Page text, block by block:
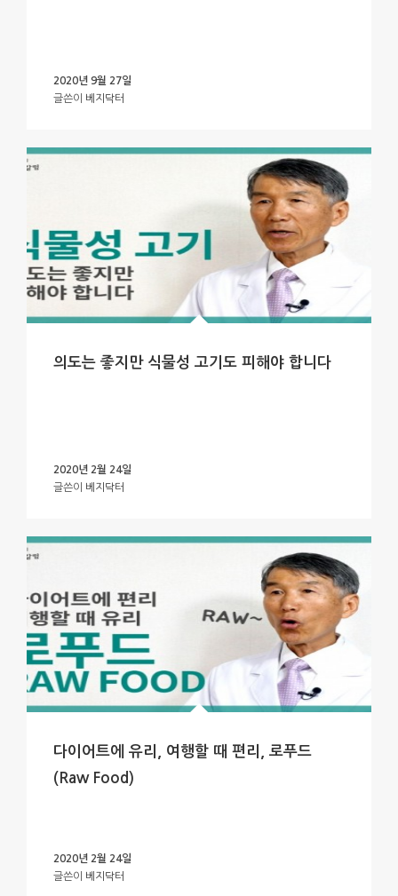
2020년 9월 27일
글쓴이 베지닥터
의도는 좋지만 식물성 고기도 피해야 합니다
2020년 2월 24일
글쓴이 베지닥터
다이어트에 유리, 여행할 때 편리, 로푸드
(Raw Food)
2020년 2월 24일
글쓴이 베지닥터